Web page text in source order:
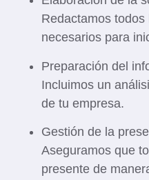
Redactamos
necesarios para
Preparación del
Incluimos un
de tu empresa.
Gestión de la
Aseguramos que
presente de